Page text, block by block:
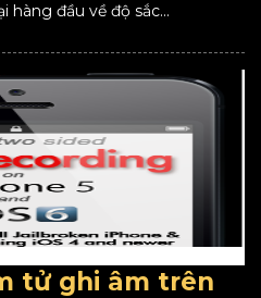
đầu về độ sắc...
tử ghi âm trên